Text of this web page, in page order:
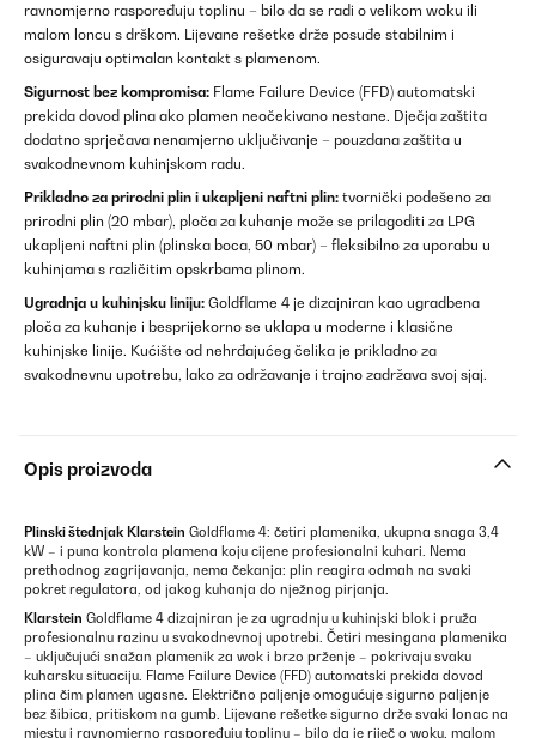
ravnomjerno raspoređuju toplinu – bilo da se radi o velikom woku ili
malom loncu s drškom. Lijevane rešetke drže posuđe stabilnim i
osiguravaju optimalan kontakt s plamenom.
Sigurnost bez kompromisa: Flame Failure Device (FFD) automatski
prekida dovod plina ako plamen neočekivano nestane. Dječja zaštita
dodatno sprječava nenamjerno uključivanje – pouzdana zaštita u
svakodnevnom kuhinjskom radu.
Prikladno za prirodni plin i ukapljeni naftni plin: tvornički podešeno za
prirodni plin (20 mbar), ploča za kuhanje može se prilagoditi za LPG
ukapljeni naftni plin (plinska boca, 50 mbar) – fleksibilno za uporabu u
kuhinjama s različitim opskrbama plinom.
Ugradnja u kuhinjsku liniju: Goldflame 4 je dizajniran kao ugradbena
ploča za kuhanje i besprijekorno se uklapa u moderne i klasične
kuhinjske linije. Kućište od nehrđajućeg čelika je prikladno za
svakodnevnu upotrebu, lako za održavanje i trajno zadržava svoj sjaj.
Opis proizvoda
Plinski štednjak Klarstein Goldflame 4: četiri plamenika, ukupna snaga 3,4
kW – i puna kontrola plamena koju cijene profesionalni kuhari. Nema
prethodnog zagrijavanja, nema čekanja: plin reagira odmah na svaki
pokret regulatora, od jakog kuhanja do nježnog pirjanja.
Klarstein Goldflame 4 dizajniran je za ugradnju u kuhinjski blok i pruža
profesionalnu razinu u svakodnevnoj upotrebi. Četiri mesingana plamenika
– uključujući snažan plamenik za wok i brzo prženje – pokrivaju svaku
kuharsku situaciju. Flame Failure Device (FFD) automatski prekida dovod
plina čim plamen ugasne. Električno paljenje omogućuje sigurno paljenje
bez šibica, pritiskom na gumb. Lijevane rešetke sigurno drže svaki lonac na
mjestu i ravnomjerno raspoređuju toplinu – bilo da je riječ o woku, malom